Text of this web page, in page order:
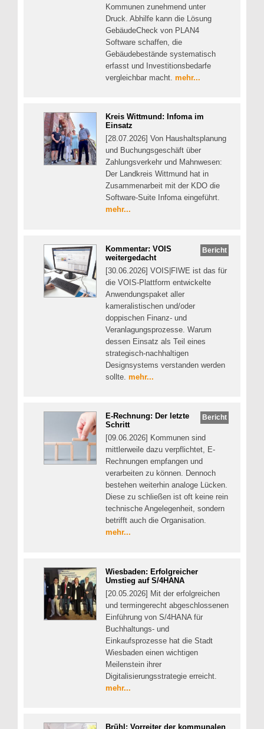
Kommunen zunehmend unter
Druck. Abhilfe kann die Lösung
GebäudeCheck von PLAN4
Software schaffen, die
Gebäudebestände systematisch
erfasst und Investitionsbedarfe
vergleichbar macht. mehr...
Kreis Wittmund: Infoma im
Einsatz
[28.07.2026] Von Haushaltsplanung
und Buchungsgeschäft über
Zahlungsverkehr und Mahnwesen:
Der Landkreis Wittmund hat in
Zusammenarbeit mit der KDO die
Software-Suite Infoma eingeführt.
mehr...
Bericht
Kommentar: VOIS
weitergedacht
[30.06.2026] VOIS|FIWE ist das für
die VOIS-Plattform entwickelte
Anwendungspaket aller
kameralistischen und/oder
doppischen Finanz- und
Veranlagungsprozesse. Warum
dessen Einsatz als Teil eines
strategisch-nachhaltigen
Designsystems verstanden werden
sollte. mehr...
Bericht
E-Rechnung: Der letzte
Schritt
[09.06.2026] Kommunen sind
mittlerweile dazu verpflichtet, E-
Rechnungen empfangen und
verarbeiten zu können. Dennoch
bestehen weiterhin analoge Lücken.
Diese zu schließen ist oft keine rein
technische Angelegenheit, sondern
betrifft auch die Organisation.
mehr...
Wiesbaden: Erfolgreicher
Umstieg auf S/4HANA
[20.05.2026] Mit der erfolgreichen
und termingerecht abgeschlossenen
Einführung von S/4HANA für
Buchhaltungs- und
Einkaufsprozesse hat die Stadt
Wiesbaden einen wichtigen
Meilenstein ihrer
Digitalisierungsstrategie erreicht.
mehr...
Brühl: Vorreiter der kommunalen